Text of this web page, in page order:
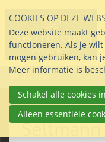
links
over
Direct
naar
inhoud
Direct
naar
het
Menu
Seltmann
COOKIES OP DEZE
Deze website maakt
functioneren. Als je wilt
mogen gebruiken, kan
Meer informatie is
Schakel alle cookies in
Alleen essentiële